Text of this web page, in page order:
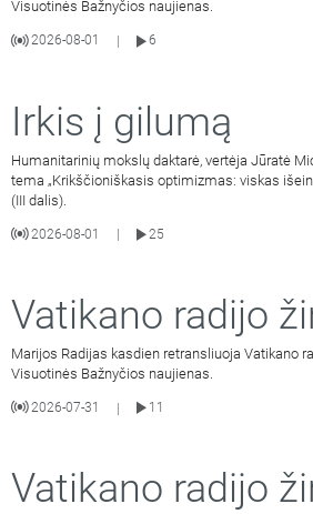
Visuotinės Bažnyčios naujienas.
2026-08-01
6
Irkis į gilumą
Humanitarinių mokslų daktarė, vertėja Jūratė
tema „Krikščioniškasis optimizmas: viskas
(III dalis).
2026-08-01
25
Vatikano radijo
Marijos Radijas kasdien retransliuoja Vatikano
Visuotinės Bažnyčios naujienas.
2026-07-31 |
11
Vatikano radijo